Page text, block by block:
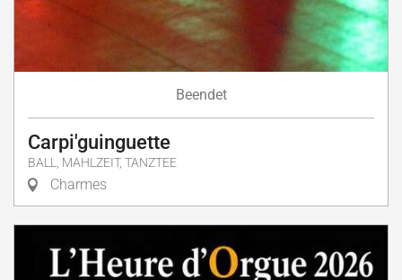
Beendet
Carpi'guinguette
BALL, MAHLZEIT, TANZTEE
Charmes